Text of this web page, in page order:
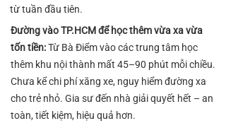
từ tuần đầu tiên.
Đường vào TP.HCM để học thêm vừa xa vừa
tốn tiền:Từ Bà Điểm vào các trung tâm học
thêm khu nội thành mất 45–90 phút mỗi chiều.
Chưa kể chi phí xăng xe, nguy hiểm đường xa
cho trẻ nhỏ. Gia sư đến nhà giải quyết hết – an
toàn, tiết kiệm, hiệu quả hơn.